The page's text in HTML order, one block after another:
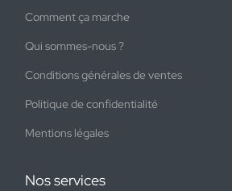
Comment ça marche
Qui sommes-nous ?
Conditions générales de ventes
Politique de confidentialité
Mentions légales
Nos services